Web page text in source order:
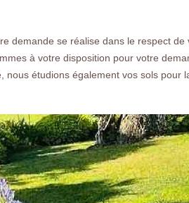
demande se réalise dans le respect de
à votre disposition pour votre
nous étudions également vos sols pour